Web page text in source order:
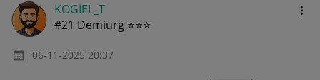
KOGIEL_T
#21 Demiurg ⭐⭐⭐
‎06-11-2025 20:37